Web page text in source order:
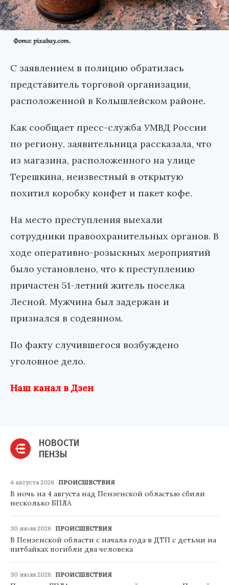
Фото: pixabay.com.
С заявлением в полицию обратилась
представитель торговой организации,
расположенной в Колышлейском районе.
Как сообщает пресс-служба УМВД России
по региону, заявительница рассказала, что
из магазина, расположенного на улице
Терешкина, неизвестный в открытую
похитил коробку конфет и пакет кофе.
На место преступления выехали
сотрудники правоохранительных органов. В
ходе оперативно-розыскных мероприятий
было установлено, что к преступлению
причастен 51-летний житель поселка
Лесной. Мужчина был задержан и
признался в содеянном.
По факту случившегося возбуждено
уголовное дело.
Наш канал в Дзен
НОВОСТИ
ПЕНЗЫ
4 августа 2026 ПРОИСШЕСТВИЯ
В ночь на 4 августа над Пензенской областью сбили
несколько БПЛА
30 июля 2026 ПРОИСШЕСТВИЯ
В Пензенской области с начала года в ДТП с детьми на
питбайках погибли два человека
30 июля 2026 ПРОИСШЕСТВИЯ